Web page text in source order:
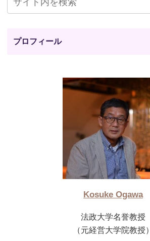
プロフィール
Kosuke Ogawa
法政大学名誉教授
（元経営大学院教授）